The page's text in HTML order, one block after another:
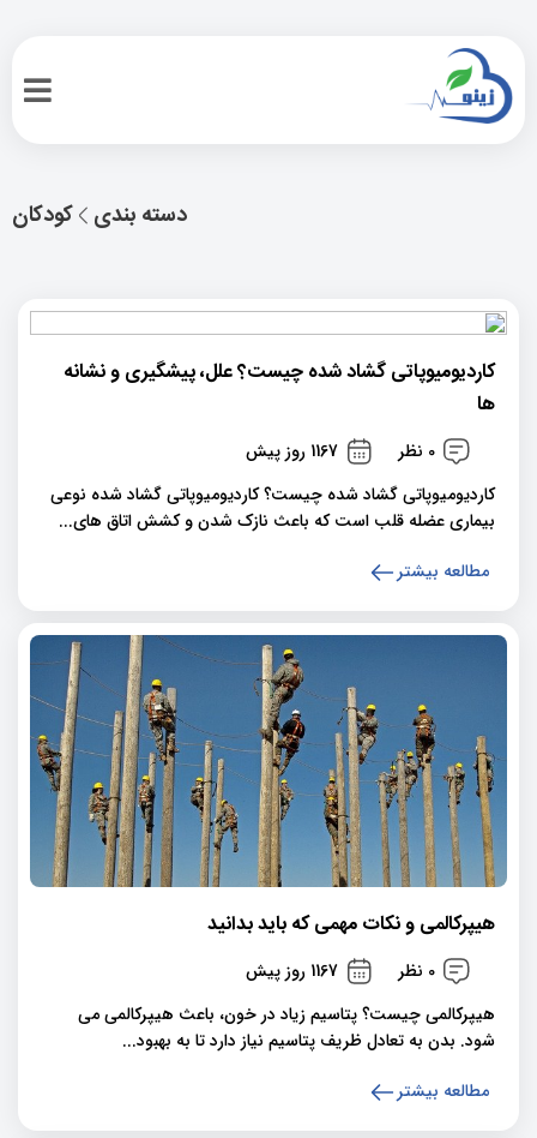
کودکان دسته بندی
کاردیومیوپاتی گشاد شده چیست؟ علل، پیشگیری و نشانه
ها
0 نظر
1167 روز پیش
کاردیومیوپاتی گشاد شده چیست؟ کاردیومیوپاتی گشاد شده نوعی
بیماری عضله قلب است که باعث نازک شدن و کشش اتاق های...
مطالعه بیشتر
هیپرکالمی و نکات مهمی که باید بدانید
0 نظر
1167 روز پیش
هیپرکالمی چیست؟ پتاسیم زیاد در خون، باعث هیپرکالمی می
شود. بدن به تعادل ظریف پتاسیم نیاز دارد تا به بهبود...
مطالعه بیشتر